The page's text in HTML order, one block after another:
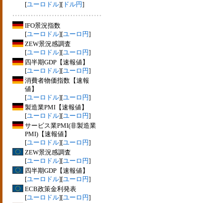
[ユーロドル][ ドル円]
IFO景況指数
[ユーロドル][ユーロ円]
ZEW景況感調査
[ユーロドル][ユーロ円]
四半期GDP【速報値】
[ユーロドル][ユーロ円]
消費者物価指数【速報
値】
[ユーロドル][ユーロ円]
製造業PMI【速報値】
[ユーロドル][ユーロ円]
サービス業PMI(非製造業
PMI)【速報値】
[ユーロドル][ユーロ円]
ZEW景況感調査
[ユーロドル][ユーロ円]
四半期GDP【速報値】
[ユーロドル][ユーロ円]
ECB政策金利発表
[ユーロドル][ユーロ円]